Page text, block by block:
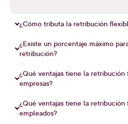
¿Cómo tributa la retribución
¿Existe un porcentaje máximo
retribución?
¿Qué ventajas tiene la retribución
empresas?
¿Qué ventajas tiene la retribución
empleados?